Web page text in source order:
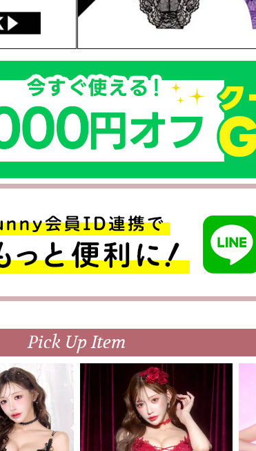
Pick Up Item